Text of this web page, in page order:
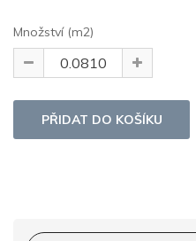
Množství (m2)